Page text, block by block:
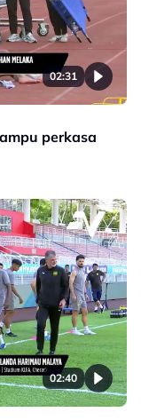
02:31
perkasa
02:40